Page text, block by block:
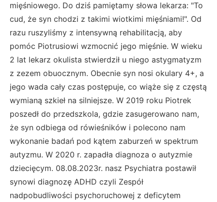
mięśniowego. Do dziś pamiętamy słowa lekarza: "To
cud, że syn chodzi z takimi wiotkimi mięśniami!". Od
razu ruszyliśmy z intensywną rehabilitacją, aby
pomóc Piotrusiowi wzmocnić jego mięśnie. W wieku
2 lat lekarz okulista stwierdził u niego astygmatyzm
z zezem obuocznym. Obecnie syn nosi okulary 4+, a
jego wada cały czas postępuje, co wiąże się z częstą
wymianą szkieł na silniejsze. W 2019 roku Piotrek
poszedł do przedszkola, gdzie zasugerowano nam,
że syn odbiega od rówieśników i polecono nam
wykonanie badań pod kątem zaburzeń w spektrum
autyzmu. W 2020 r. zapadła diagnoza o autyzmie
dziecięcym. 08.08.2023r. nasz Psychiatra postawił
synowi diagnozę ADHD czyli Zespół
nadpobudliwości psychoruchowej z deficytem